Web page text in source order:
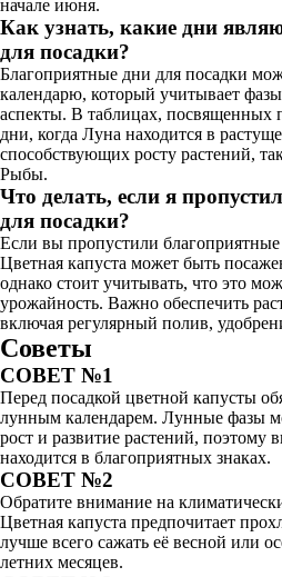
начале июня.
Как узнать, какие дни
для посадки?
Благоприятные дни для посадки
календарю, который учитывает
аспекты. В таблицах, посвященных
дни, когда Луна находится в
способствующих росту растений,
Рыбы.
Что делать, если я
для посадки?
Если вы пропустили благоприятные
Цветная капуста может быть
однако стоит учитывать, что это
урожайность. Важно обеспечить
включая регулярный полив,
Советы
СОВЕТ №1
Перед посадкой цветной капусты
лунным календарем. Лунные фазы
рост и развитие растений, поэтому
находится в благоприятных знаках.
СОВЕТ №2
Обратите внимание на
Цветная капуста предпочитает
лучше всего сажать её весной или
летних месяцев.